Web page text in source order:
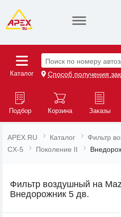
Каталог
Поиск по номеру
Способ получения
Подбор Корзина Заказы
APEX.RU Каталог Фильтр
CX-5
Поколение II
Фильтр воздушный на
Внедорожник 5 дв.